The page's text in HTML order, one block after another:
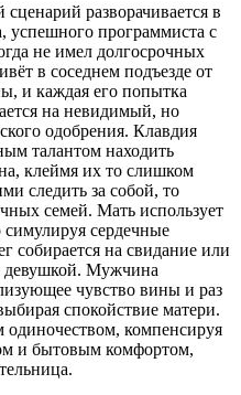
разворачивается в
успешного программиста с
не имел долгосрочных
в соседнем подъезде от
и каждая его попытка
на невидимый, но
одобрения. Клавдия
талантом находить
клеймя их то слишком
следить за собой, то
семей. Мать использует
сердечные
собирается на свидание или
девушкой. Мужчина
чувство вины и раз
спокойствие матери.
компенсируя
и бытовым комфортом,